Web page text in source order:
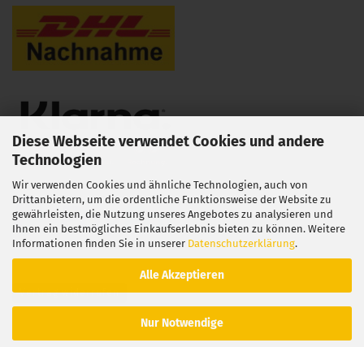
Diese Webseite verwendet Cookies und andere
Technologien
Wir verwenden Cookies und ähnliche Technologien, auch von
Drittanbietern, um die ordentliche Funktionsweise der Website zu
gewährleisten, die Nutzung unseres Angebotes zu analysieren und
Ihnen ein bestmögliches Einkaufserlebnis bieten zu können. Weitere
Informationen finden Sie in unserer Datenschutzerklärung.
Alle Akzeptieren
Nur Notwendige
Vertrag widerrufen